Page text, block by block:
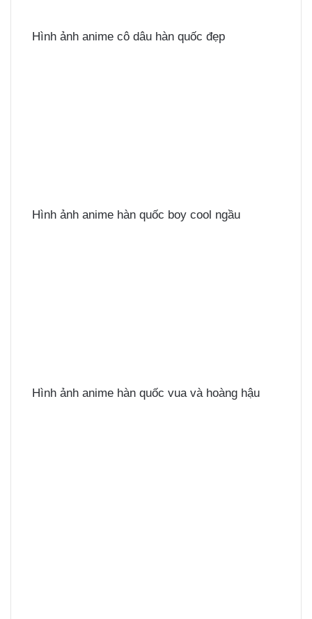
Hình ảnh anime cô dâu hàn quốc đẹp
Hình ảnh anime hàn quốc boy cool ngầu
Hình ảnh anime hàn quốc vua và hoàng hậu